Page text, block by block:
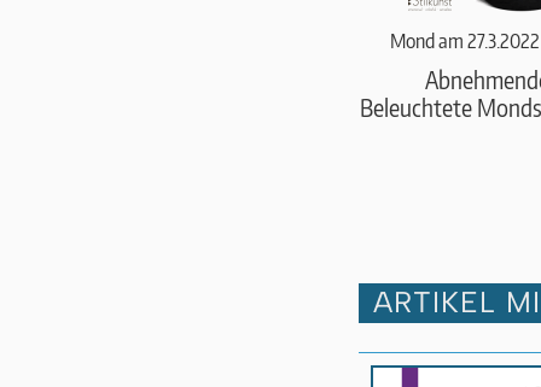
Mond am
Beleuchtete
ARTIKEL